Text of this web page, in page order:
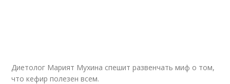
Диетолог Марият Мухина спешит развенчать миф о том,
что кефир полезен всем.